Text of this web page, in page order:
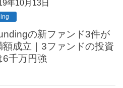
年10月13日
の新ファンド3件が
額成立｜3ファンドの投資
6千万円強